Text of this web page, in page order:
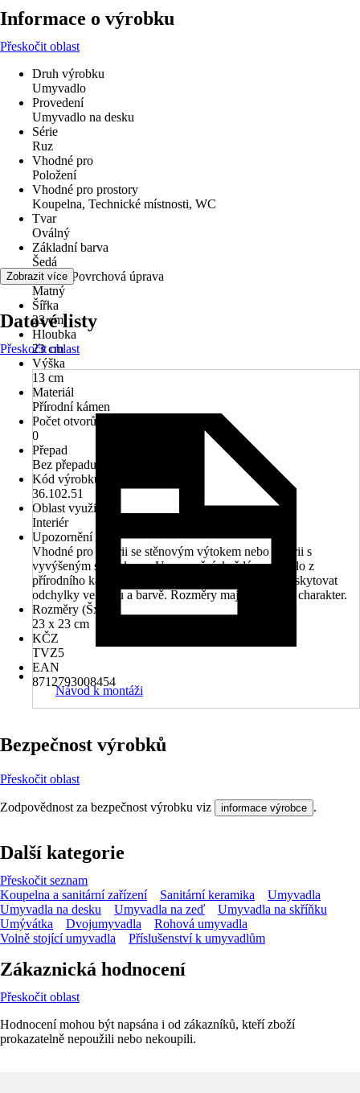
Informace o výrobku
Přeskočit oblast
Druh výrobku
Umyvadlo
Provedení
Umyvadlo na desku
Série
Ruz
Vhodné pro
Položení
Vhodné pro prostory
Koupelna, Technické místnosti, WC
Tvar
Oválný
Základní barva
Šedá
Povrch/Povrchová úprava
Matný
Šířka
23 cm
Hloubka
23 cm
Výška
13 cm
Materiál
Přírodní kámen
Počet otvorů na kohout
0
Přepad
Bez přepadu
Kód výrobku
36.102.51
Oblast využití
Interiér
Upozornění
Vhodné pro baterii se stěnovým výtokem nebo baterii s
vyvýšeným stojánkem., Upozornění: každé umyvadlo z
přírodního kamene je UNIKÁT. Proto se mohou vyskytovat
odchylky ve tvaru a barvě. Rozměry mají orientační charakter.
Rozměry (ŠxH)
23 x 23 cm
KČZ
TVZ5
EAN
8712793008454
Zobrazit více
Datové listy
Přeskočit oblast
Návod k montáži
Bezpečnost výrobků
Přeskočit oblast
Zodpovědnost za bezpečnost výrobku viz informace výrobce .
Další kategorie
Přeskočit seznam
Koupelna a sanitární zařízení
Sanitární keramika
Umyvadla
Umyvadla na desku
Umyvadla na zeď
Umyvadla na skříňku
Umývátka
Dvojumyvadla
Rohová umyvadla
Volně stojící umyvadla
Příslušenství k umyvadlům
Zákaznická hodnocení
Přeskočit oblast
Hodnocení mohou být napsána i od zákazníků, kteří zboží
prokazatelně nepoužili nebo nekoupili.